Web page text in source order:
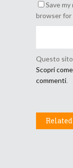
Save
browser for
Questo sito
Scopri
commenti.